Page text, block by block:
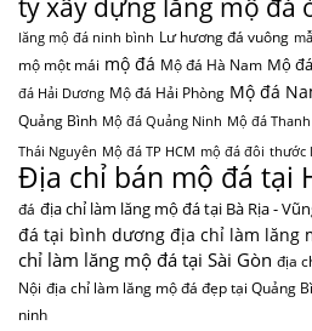
lăng mộ đá ninh bình Lư hương đá vuông
mộ một mái mộ đá Mộ đá Hà Nam Mộ
đá Hải Dương Mộ đá Hải Phòng Mộ đá
Quảng Bình Mộ đá Quảng Ninh Mộ đá
Thái Nguyên Mộ đá TP HCM mộ đá đôi thước
Địa chỉ bán mộ đá tại
đá địa chỉ làm lăng mộ đá tại Bà Rịa -
đá tại bình dương địa chỉ làm lăng
chỉ làm lăng mộ đá tại Sài Gòn địa
Nội địa chỉ làm lăng mộ đá đẹp tại Quảng
ninh